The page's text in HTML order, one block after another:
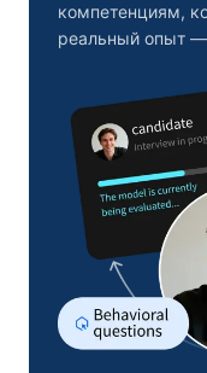
компетенциям,
реальный опыт —